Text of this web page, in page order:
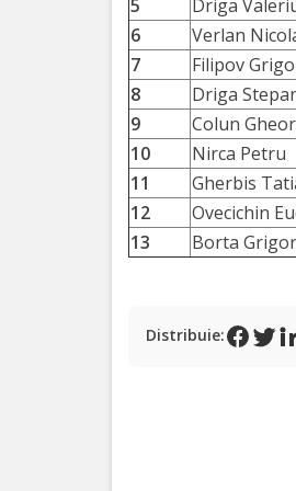
Proiecte
Strategii
Primăria
Primarul
5
Driga
6
Verlan
7
Filipov
8
Driga
9
Colun
10
Nirca Petru
11
Gherbis
12
Ovecichin
13
Borta
Distribuie: